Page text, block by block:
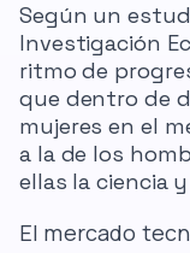
Según un
Investigación
ritmo de
que dentro de
mujeres en el
a la de los
ellas la ciencia
El mercado